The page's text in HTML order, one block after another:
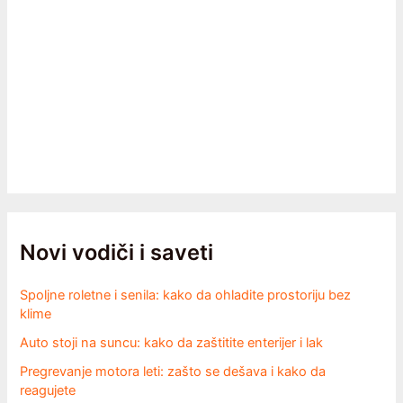
Novi vodiči i saveti
Spoljne roletne i senila: kako da ohladite prostoriju bez
klime
Auto stoji na suncu: kako da zaštitite enterijer i lak
Pregrevanje motora leti: zašto se dešava i kako da
reagujete